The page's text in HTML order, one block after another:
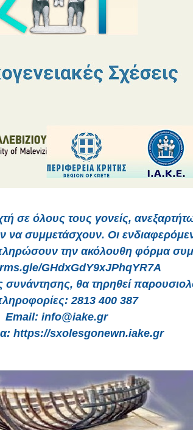
σε όλους τους γονείς,
να συμμετάσχουν. Οι
την ακόλουθη φόρμα
GHdxGdY9xJPhqYR7A
συνάντησης, θα τηρηθεί
2813 400 387
Email: info@iake.gr
https://sxolesgonewn.iake.gr